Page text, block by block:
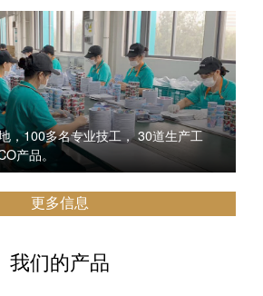
，100多名专业技工， 30道生产工
产品。
更多信息
我们的产品